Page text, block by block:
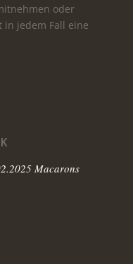
oder
in jedem Fall eine
Macarons